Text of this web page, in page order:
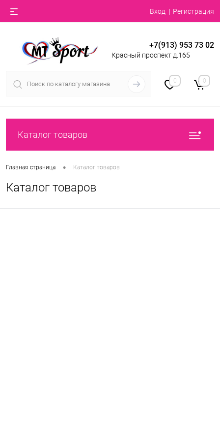
Вход Регистрация
+7(913) 953 73 02
Красный проспект д.165
0 0
Каталог товаров
Главная страница • Каталог товаров
Каталог товаров